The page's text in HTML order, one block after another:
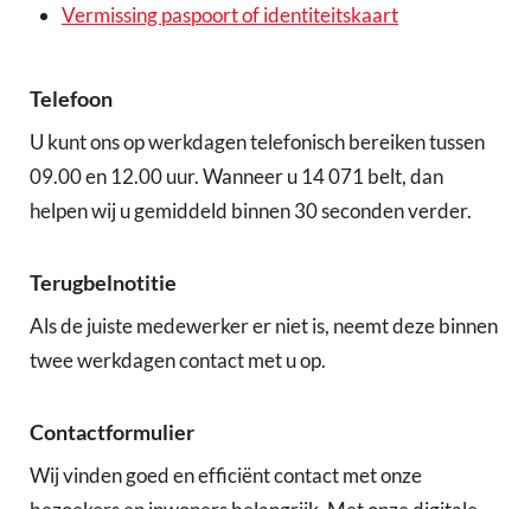
Vermissing paspoort of identiteitskaart
Telefoon
U kunt ons op werkdagen telefonisch bereiken tussen
09.00 en 12.00 uur. Wanneer u 14 071 belt, dan
helpen wij u gemiddeld binnen 30 seconden verder.
Terugbelnotitie
Als de juiste medewerker er niet is, neemt deze binnen
twee werkdagen contact met u op.
Contactformulier
Wij vinden goed en efficiënt contact met onze